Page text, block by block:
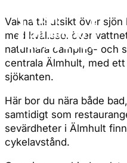
Vakna till utsikt över sjön
med kvällssol över
naturnära camping- och
centrala Älmhult, med
sjökanten.
Här bor du nära både
samtidigt som
sevärdheter i Älmhult
cykelavstånd.